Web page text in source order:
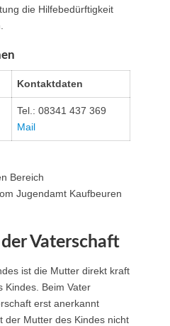
die Hilfebedürftigkeit
Kontaktdaten
Tel.: 08341 437 369
Mail
Bereich
Jugendamt Kaufbeuren
Vaterschaft
ist die Mutter direkt kraft
Kindes. Beim Vater
erst anerkannt
der Mutter des Kindes nicht